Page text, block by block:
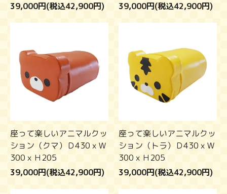
39,000円(税込42,900円)
39,000円(税込42,900円)
座って楽しいアニマルクッ
ション（クマ）Ｄ430ｘＷ
300ｘＨ205
39,000円(税込42,900円)
座って楽しいアニマルクッ
ション（トラ）Ｄ430ｘＷ
300ｘＨ205
39,000円(税込42,900円)